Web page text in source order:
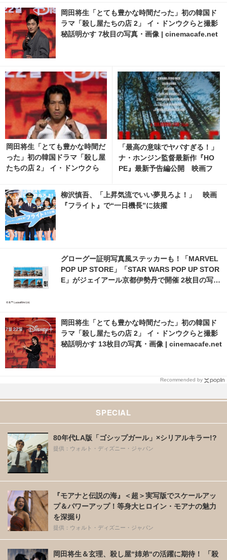
岡田将生「とても豊かな時間だった」初の韓国ド
ラマ「殺し屋たちの店 2」 イ・ドンウクらと撮影
秘話明かす 7枚目の写真・画像 | cinemacafe.net
岡田将生「とても豊かな時間だ
った」初の韓国ドラマ「殺し屋
たちの店 2」 イ・ドンウクら
真・画像 | cinemacafe.net
「最高の意味でヤバすぎる！」
ナ・ホンジン監督最新作『HO
PE』最新予告編公開 映画フ
柳沢慎吾、「上昇気流でいい夢見ろよ！」 映画
『フライト』で“一日機長”に抜擢
グローグー証明写真風ステッカーも！「MARVEL
POP UP STORE」「STAR WARS POP UP STOR
E」がジェイアール京都伊勢丹で開催 2枚目の写
岡田将生「とても豊かな時間だった」初の韓国ド
ラマ「殺し屋たちの店 2」 イ・ドンウクらと撮影
秘話明かす 13枚目の写真・画像 | cinemacafe.net
Recommended by
SPECIAL
80年代LA版「ゴシップガール」×シリアルキラー!?
提供：ウォルト・ディズニー・ジャパン
『モアナと伝説の海』＜超＞実写版でスケールアッ
プ＆パワーアップ！等身大ヒロイン・モアナの魅力
を深掘り
提供：ウォルト・ディズニー・ジャパン
岡田将生＆玄理、殺し屋“姉弟“の活躍に期待！ 「殺